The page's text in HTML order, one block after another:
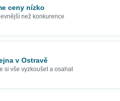
ceny nízko
než konkurence
v Ostravě
si vše vyzkoušet a osahat